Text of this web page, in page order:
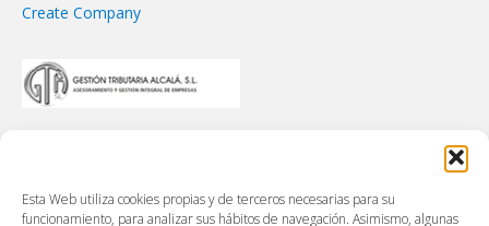
Esta Web utiliza cookies propias y de terceros necesarias para su
funcionamiento, para analizar sus hábitos de navegación. Asimismo, algunas
Create Company